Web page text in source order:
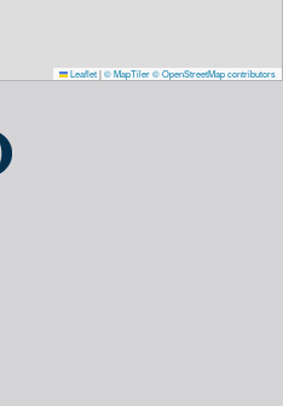
Leaflet|© MapTiler© OpenStreetMap contributors